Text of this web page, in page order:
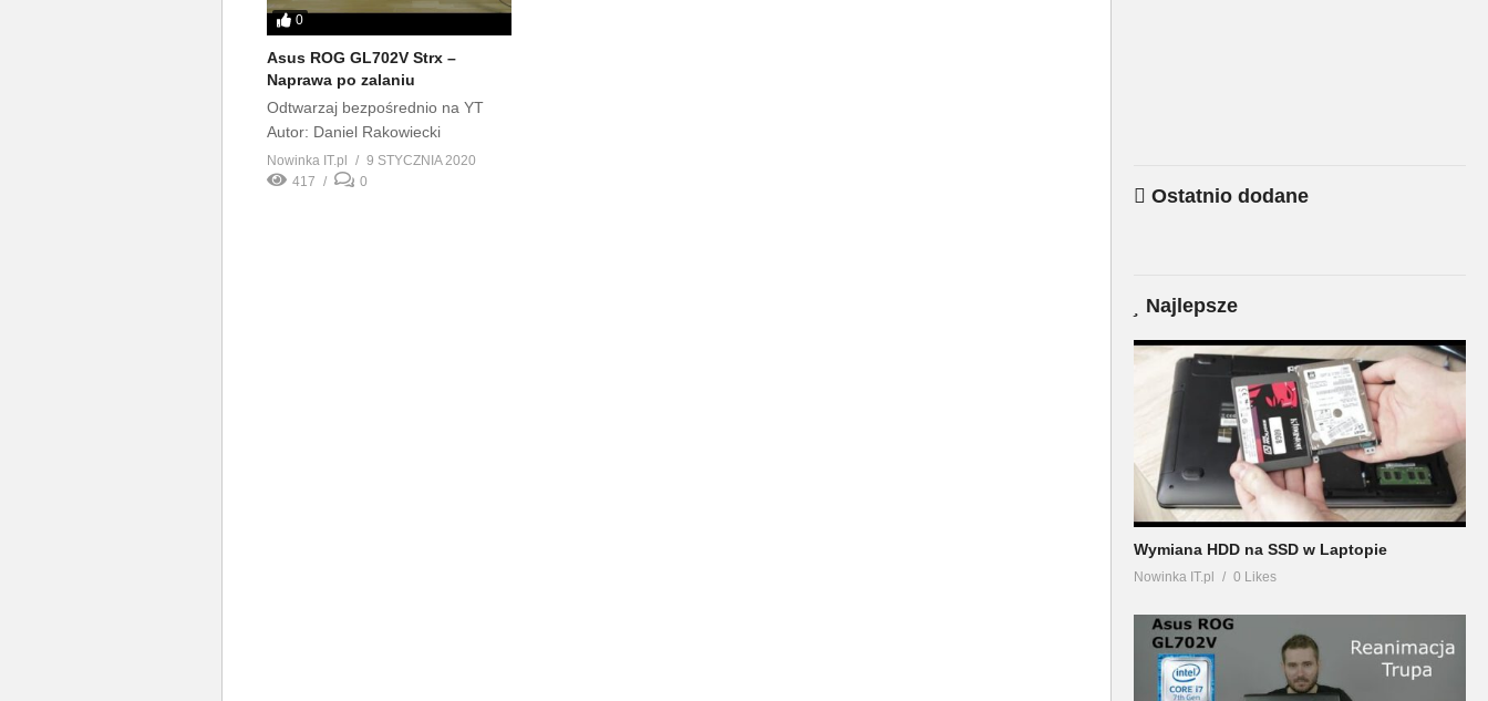
0
Asus ROG GL702V Strx –
Naprawa po zalaniu
Odtwarzaj bezpośrednio na YT
Autor: Daniel Rakowiecki
Nowinka IT.pl
9 STYCZNIA 2020
417
0
Ostatnio dodane
Najlepsze
Wymiana HDD na SSD w Laptopie
Nowinka IT.pl 0 Likes